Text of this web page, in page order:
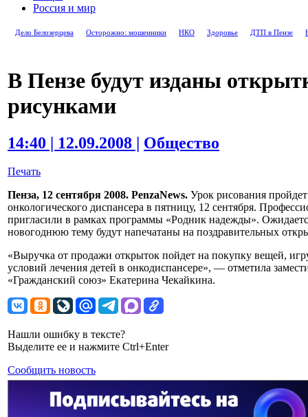
Россия и мир
Дело Белозерцева Осторожно: мошенники НКО Здоровье ДТП в Пензе
В Пензе будут изданы
рисунками
14:40 | 12.09.2008 | Общество
Печать
Пенза, 12 сентября 2008. PenzaNews. Урок рисования
онкологического диспансера в пятницу, 12 сентября.
пригласили в рамках программы «Родник надежды».
новогоднюю тему будут напечатаны на поздравительных
«Выручка от продажи открыток пойдет на покупку вещей,
условий лечения детей в онкодиспансере», — отметила
«Гражданский союз» Екатерина Чекайкина.
Нашли ошибку в тексте?
Выделите ее и нажмите Ctrl+Enter
Сообщить новость